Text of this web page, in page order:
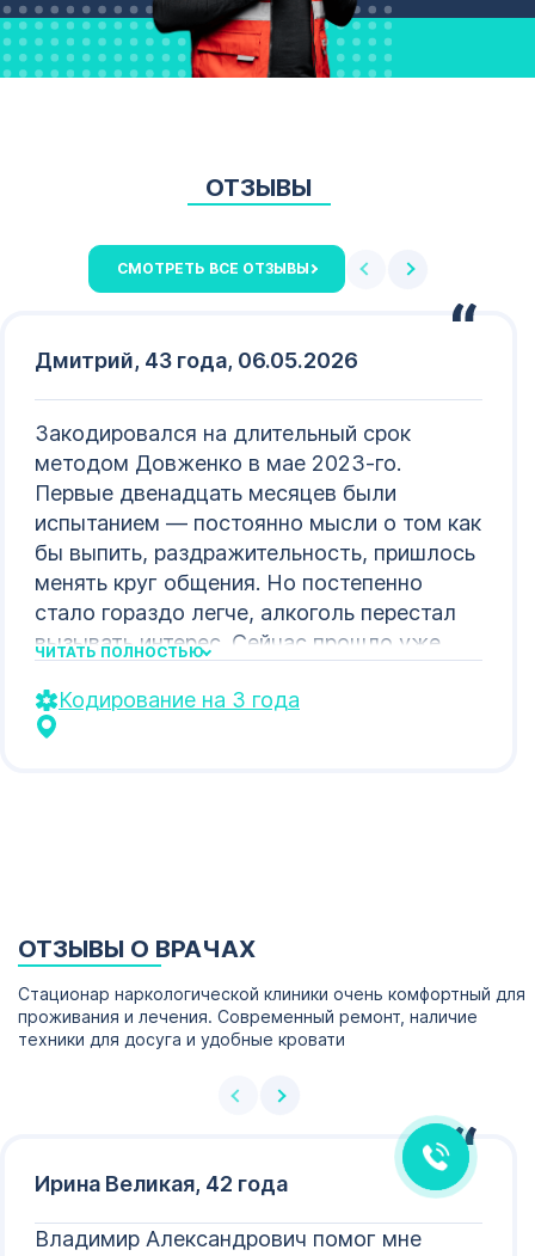
Мария Волкова
Здравствуйте! Готова помочь
вам. Напишите мне, если у
ОТЗЫВЫ
СМОТРЕТЬ ВСЕ ОТЗЫВЫ
Дмитрий, 43 года, 06.05.2026
Закодировался на длительный срок
методом Довженко в мае 2023-го.
Первые двенадцать месяцев были
испытанием — постоянно мысли о том как
бы выпить, раздражительность, пришлось
менять круг общения. Но постепенно
стало гораздо легче, алкоголь перестал
вызывать интерес. Сейчас прошло уже
совершенно другим человеком, вернулся
в семью, нашёл нормальную работу.
ЧИТАТЬ ПОЛНОСТЬЮ
Кодирование на 3 года
ОТЗЫВЫ О ВРАЧАХ
Стационар наркологической клиники очень комфортный для
проживания и лечения. Современный ремонт, наличие
техники для досуга и удобные кровати
Ирина Великая, 42 года
Владимир Александрович помог мне